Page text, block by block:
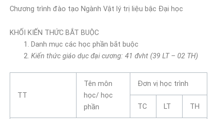
Chương trình đào tạo Ngành Vật lý trị liệu bậc Đại học
KHỐI KIẾN THỨC BẮT BUỘC
Danh mục các học phần bắt buộc
Kiến thức giáo dục đại cương: 41 đvht (39 LT – 02 TH)
TT
Tên môn
học/ học
phần
Đơn vị học trình
TC LT TH